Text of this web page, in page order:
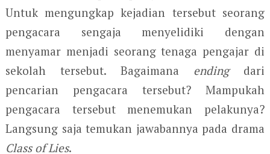
Untuk mengungkap kejadian tersebut seorang
pengacara sengaja menyelidiki dengan
menyamar menjadi seorang tenaga pengajar di
sekolah tersebut. Bagaimana ending dari
pencarian pengacara tersebut? Mampukah
pengacara tersebut menemukan pelakunya?
Langsung saja temukan jawabannya pada drama
Class of Lies.